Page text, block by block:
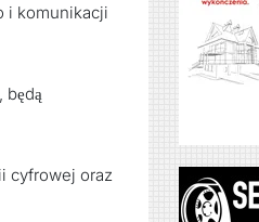
i komunikacji
cyfrowej oraz